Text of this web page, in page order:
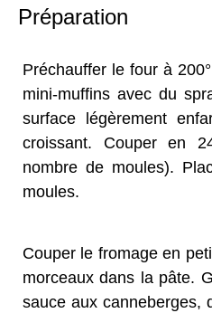
Préparation
Préchauffer le four à
mini-muffins avec du
surface légèrement
croissant. Couper en
nombre de moules).
moules.
Couper le fromage en
morceaux dans la pâte.
sauce aux canneberges,